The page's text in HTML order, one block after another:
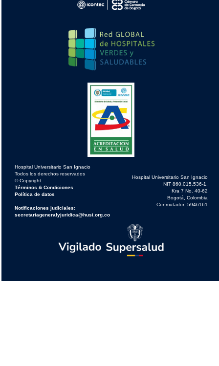
Hospital Universitario San Ignacio
Todos los derechos reservados
© Copyright
Términos & Condiciones
Política de datos
Notificaciones judiciales:
secretariageneralyjuridica@husi.org.co
Hospital Universitario San Ignacio
NIT 860.015.536-1.
Kra 7 No. 40-62
Bogotá, Colombia
Conmutador: 5946161